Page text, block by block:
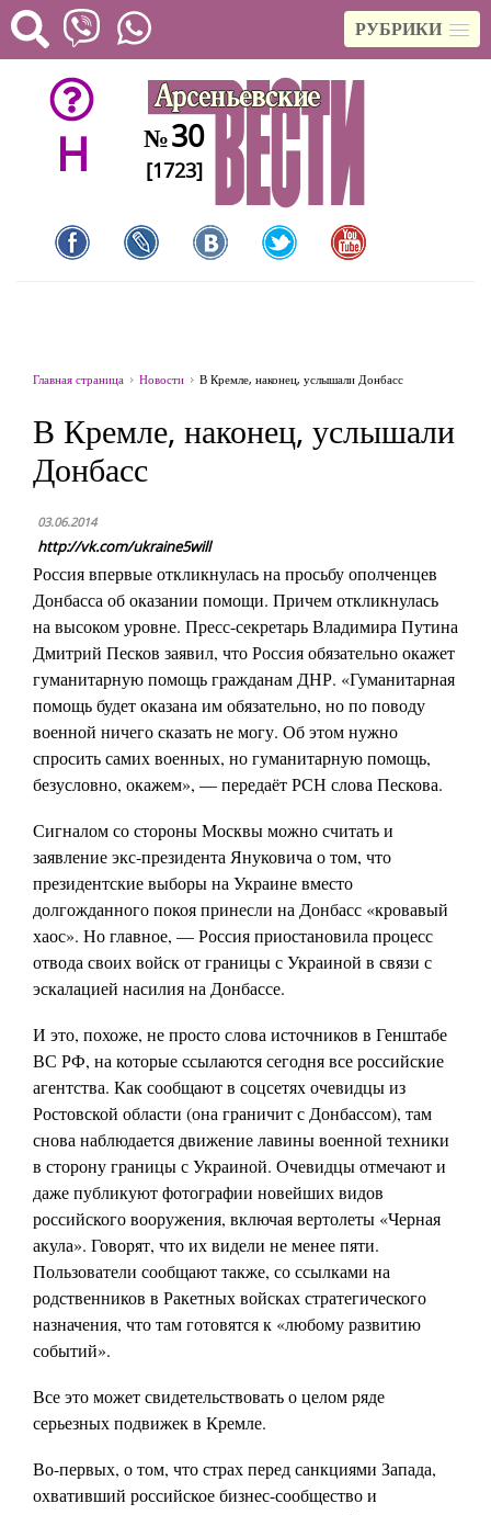
РУБРИКИ
H №30
[1723]
Главная страница Новости В Кремле, наконец, услышали Донбасс
В Кремле, наконец, услышали
Донбасс
03.06.2014
http://vk.com/ukraine5will
Россия впервые откликнулась на просьбу ополченцев
Донбасса об оказании помощи. Причем откликнулась
на высоком уровне. Пресс-секретарь Владимира Путина
Дмитрий Песков заявил, что Россия обязательно окажет
гуманитарную помощь гражданам ДНР. «Гуманитарная
помощь будет оказана им обязательно, но по поводу
военной ничего сказать не могу. Об этом нужно
спросить самих военных, но гуманитарную помощь,
безусловно, окажем», — передаёт РСН слова Пескова.
Сигналом со стороны Москвы можно считать и
заявление экс-президента Януковича о том, что
президентские выборы на Украине вместо
долгожданного покоя принесли на Донбасс «кровавый
хаос». Но главное, — Россия приостановила процесс
отвода своих войск от границы с Украиной в связи с
эскалацией насилия на Донбассе.
И это, похоже, не просто слова источников в Генштабе
ВС РФ, на которые ссылаются сегодня все российские
агентства. Как сообщают в соцсетях очевидцы из
Ростовской области (она граничит с Донбассом), там
снова наблюдается движение лавины военной техники
в сторону границы с Украиной. Очевидцы отмечают и
даже публикуют фотографии новейших видов
российского вооружения, включая вертолеты «Черная
акула». Говорят, что их видели не менее пяти.
Пользователи сообщают также, со ссылками на
родственников в Ракетных войсках стратегического
назначения, что там готовятся к «любому развитию
событий».
Все это может свидетельствовать о целом ряде
серьезных подвижек в Кремле.
Во-первых, о том, что страх перед санкциями Запада,
охвативший российское бизнес-сообщество и